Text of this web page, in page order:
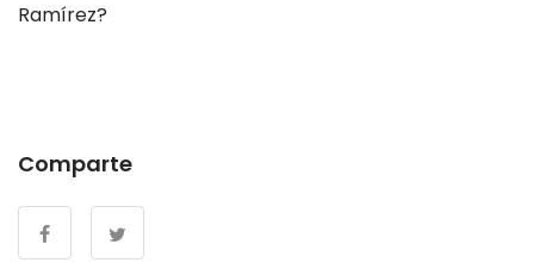
Ramírez?
Comparte